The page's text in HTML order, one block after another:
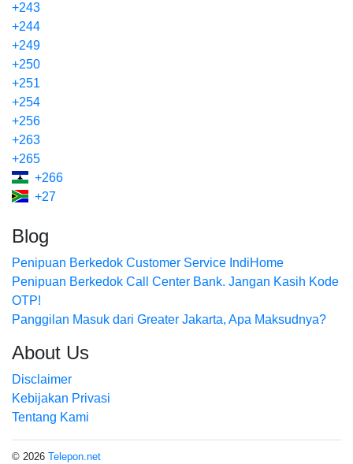
+243
+244
+249
+250
+251
+254
+256
+263
+265
+266
+27
Blog
Penipuan Berkedok Customer Service IndiHome
Penipuan Berkedok Call Center Bank. Jangan Kasih Kode
OTP!
Panggilan Masuk dari Greater Jakarta, Apa Maksudnya?
About Us
Disclaimer
Kebijakan Privasi
Tentang Kami
© 2026 Telepon.net